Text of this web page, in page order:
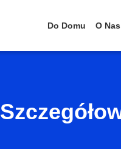
Do Domu O Nas